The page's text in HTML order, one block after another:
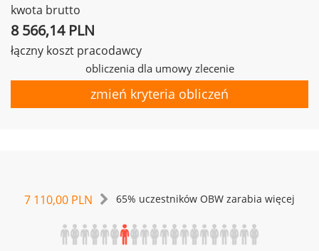
kwota brutto
8 566,14 PLN
łączny koszt pracodawcy
obliczenia dla umowy zlecenie
zmień kryteria obliczeń
7 110,00 PLN 65% uczestników OBW zarabia więcej